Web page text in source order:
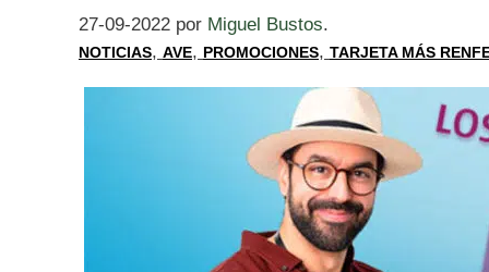
27-09-2022 por Miguel Bustos.
NOTICIAS, AVE, PROMOCIONES, TARJETA MÁS